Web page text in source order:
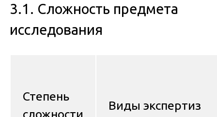
3.1. Сложность предмета
исследования
Степень
сложности
Виды экспертиз